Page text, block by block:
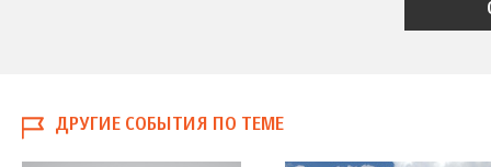
ДРУГИЕ СОБЫТИЯ ПО ТЕМЕ